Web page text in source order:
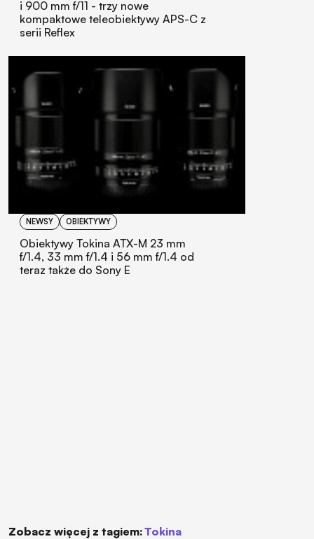
i 900 mm f/11 - trzy nowe
kompaktowe teleobiektywy APS-C z
serii Reflex
NEWSY OBIEKTYWY
Obiektywy Tokina ATX-M 23 mm
f/1.4, 33 mm f/1.4 i 56 mm f/1.4 od
teraz także do Sony E
Zobacz więcej z tagiem: Tokina